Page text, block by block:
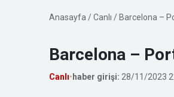
Anasayfa /Canlı / Barcelona –
Barcelona –
Canlı• haber girişi: 28/11/2023